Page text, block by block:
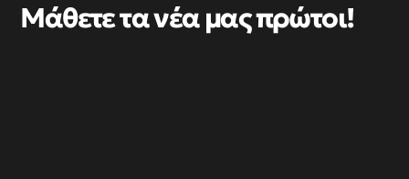
Μάθετε τα νέα μας πρώτοι!